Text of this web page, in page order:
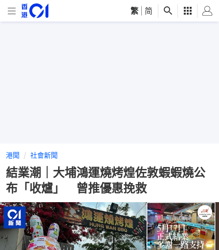
繁 简
港聞 社會新聞
結業潮｜大埔鴻運燒烤煌佐敦蝦蝦燒公
布「收爐」 曾推優惠挽救